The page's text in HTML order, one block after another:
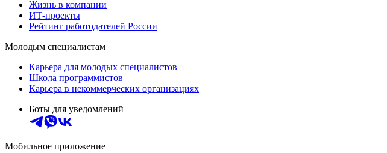
Жизнь в компании
ИТ-проекты
Рейтинг работодателей России
Молодым специалистам
Карьера для молодых специалистов
Школа программистов
Карьера в некоммерческих организациях
Боты для уведомлений
Мобильное приложение